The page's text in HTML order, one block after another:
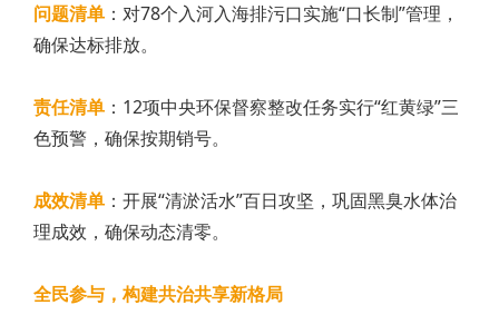
问题清单 ：对78个入河入海排污口实施“口长制”管理，
确保达标排放。
责任清单 ：12项中央环保督察整改任务实行“红黄绿”三
色预警，确保按期销号。
成效清单 ：开展“清淤活水”百日攻坚，巩固黑臭水体治
理成效，确保动态清零。
全民参与，构建共治共享新格局